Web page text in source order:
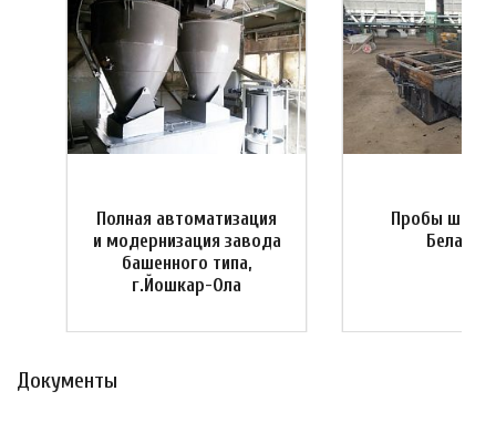
Полная автоматизация
и модернизация завода
башенного типа,
г.Йошкар-Ола
Пробы
Документы